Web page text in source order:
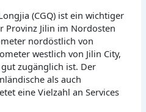
(CGQ) ist ein wichtiger
Provinz Jilin im Nordosten
nordöstlich von
westlich von Jilin City,
zugänglich ist. Der
als auch
eine Vielzahl an Services